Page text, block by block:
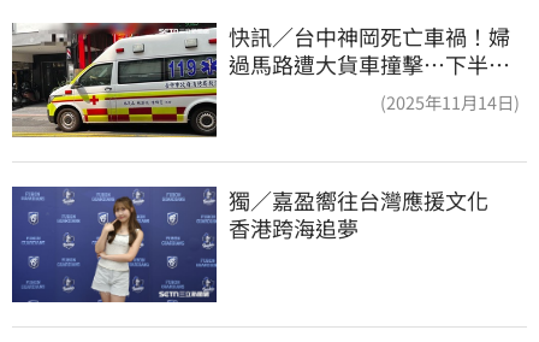
快訊／台中神岡死亡車禍！婦
過馬路遭大貨車撞擊…下半身
(2025年11月14日)
獨／嘉盈嚮往台灣應援文化
香港跨海追夢